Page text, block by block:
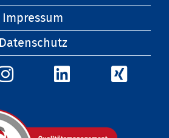
Impressum
Datenschutz